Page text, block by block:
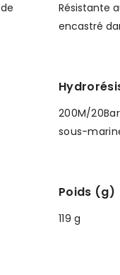
Résistante
encastré
200M/
sous-
Poids (g)
119 g